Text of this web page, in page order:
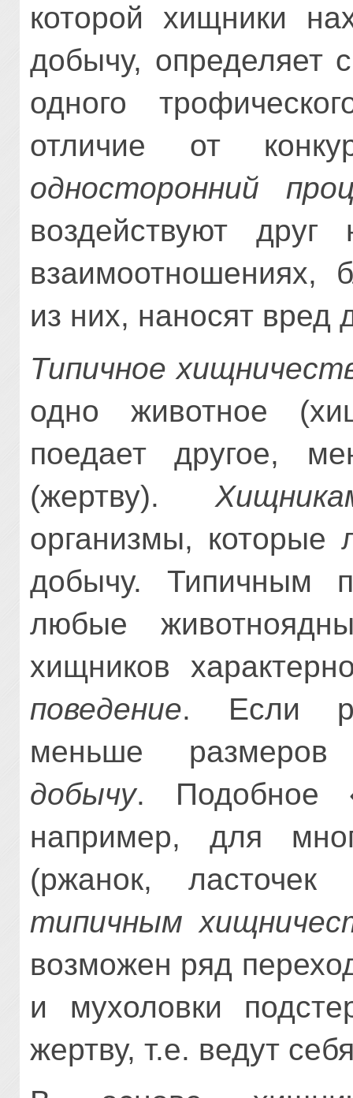
которой хищники
добычу, определяет
одного
отличие от
односторонний
воздействуют
взаимоотношениях,
из них, наносят вред
Типичное
одно животное
поедает другое,
(жертву).
организмы,
добычу. Типичным
любые
хищников
поведение. Если
меньше
добычу. Подобное
например, для
(ржанок,
типичным
возможен ряд
и мухоловки
жертву, т.е. ведут